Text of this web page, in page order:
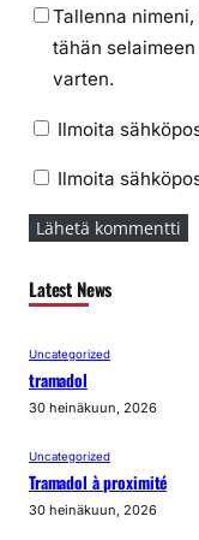
Tallenna
tähän
varten.
Ilmoita
Ilmoita
Latest News
Uncategorized
tramadol
30 heinäkuun, 2026
Uncategorized
Tramadol à proximité
30 heinäkuun, 2026